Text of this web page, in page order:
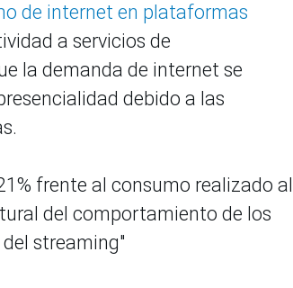
de internet en plataformas
a servicios de
la demanda de internet se
debido a las
frente al consumo realizado al
del comportamiento de los
streaming"